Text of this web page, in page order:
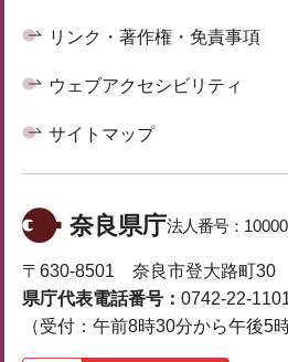
リンク・著作権・免責事項
ウェブアクセシビリティ
サイトマップ
奈良県庁法人番号：
〒630-8501 奈良市登大路町30
県庁代表電話番号： 0742-22-
（受付：午前8時30分から午後5